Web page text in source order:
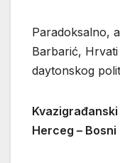
Paradoksalno,
Barbarić,
daytonskog
Herceg – Bosni